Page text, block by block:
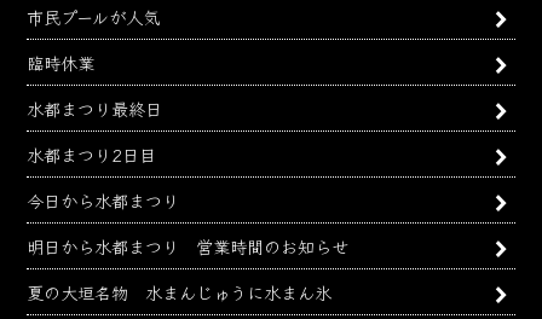
市民プールが人気
臨時休業
水都まつり最終日
水都まつり2日目
今日から水都まつり
明日から水都まつり 営業時間のお知らせ
夏の大垣名物 水まんじゅうに水まん氷